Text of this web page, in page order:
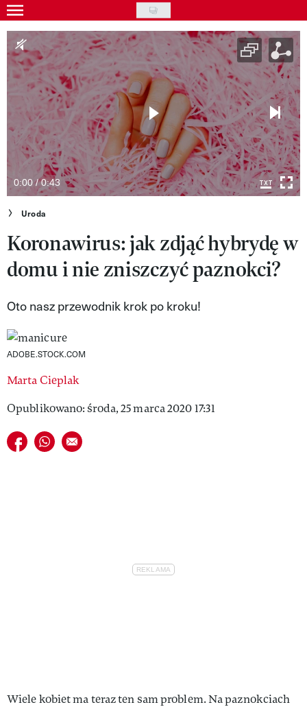
Skip
to
main
content
Gwiazdy
Ludzie
Moda
Uroda
Styl życia
Kultura
Wideo
Nasze akcje
VIVA!ART
VIVA!MAN
VIVA!PEOPLE POWER
VIVA!ITAKA
MAGAZYN VIVA!
0:00 / 0:43
Uroda
Koronawirus: jak zdjąć hybrydę w
domu i nie zniszczyć paznokci?
Oto nasz przewodnik krok po kroku!
ADOBE.STOCK.COM
Marta Cieplak
Opublikowano: środa, 25 marca 2020 17:31
Udostępnij na facebook
Udostępnij na whatsapp
E-mail do przyjaciela
Wiele kobiet ma teraz ten sam problem. Na paznokciach